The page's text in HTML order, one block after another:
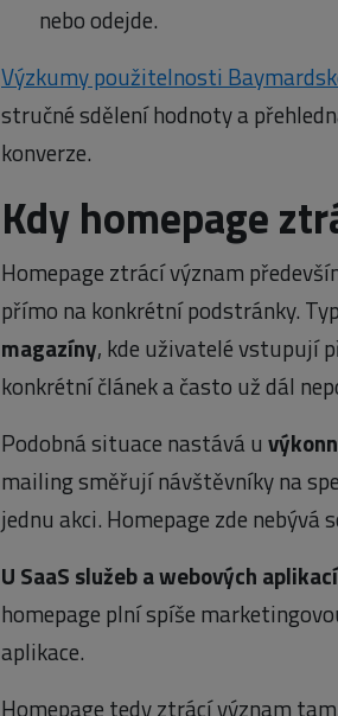
nebo odejde.
Výzkumy použitelnosti
stručné sdělení hodnoty a
konverze.
Kdy homepage
Homepage ztrácí význam
přímo na konkrétní podstránky.
magazíny, kde uživatelé vstupují
konkrétní článek a často už dál
Podobná situace nastává u
mailing směřují návštěvníky na
jednu akci. Homepage zde nebývá
U SaaS služeb a webových aplikací
homepage plní spíše
aplikace.
Homepage tedy ztrácí význam